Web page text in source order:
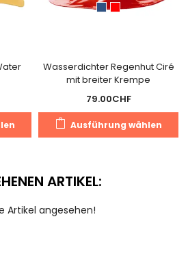
Dieses
Produkt
Varianten
Die
Wasserdichter Regenhut Ciré
mit breiter Krempe
79.00CHF
Ausführung wählen
ARTIKEL:
Artikel angesehen!